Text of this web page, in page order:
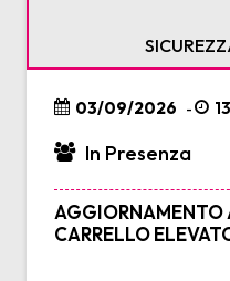
03/09/2026 -
In Presenza
AGGIORNAMENTO
CARRELLO